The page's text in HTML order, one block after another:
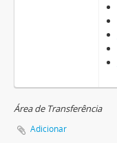
Área de Transferência
Adicionar